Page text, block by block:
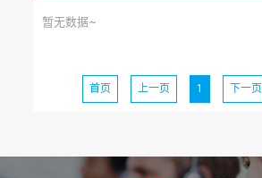
暂无数据~
首页 上一页 1 下一页